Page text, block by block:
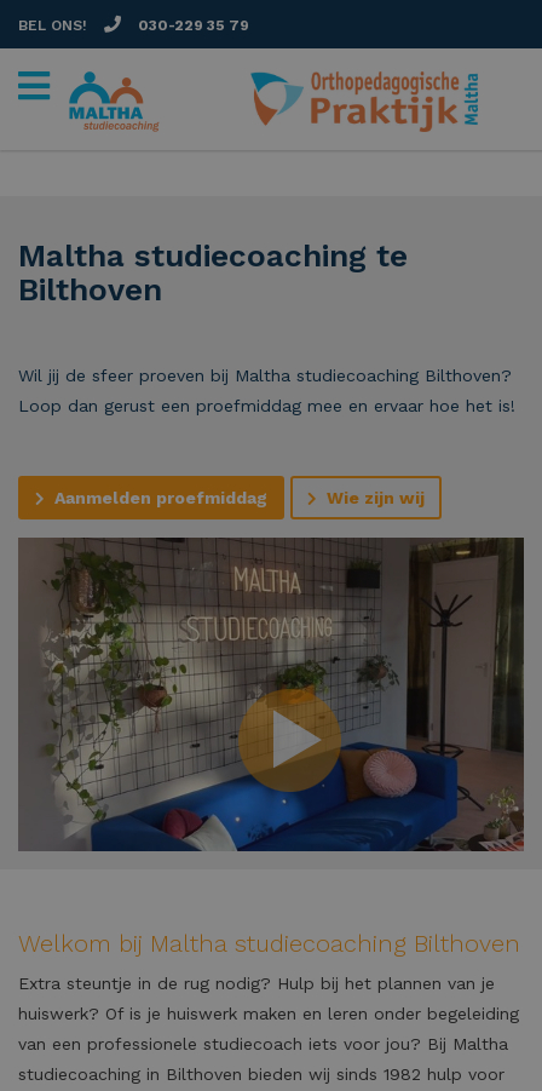
BEL ONS! 030-229 35 79
Maltha studiecoaching te
Bilthoven
Wil jij de sfeer proeven bij Maltha studiecoaching Bilthoven?
Loop dan gerust een proefmiddag mee en ervaar hoe het is!
Aanmelden proefmiddag Wie zijn wij
Welkom bij Maltha studiecoaching Bilthoven
Extra steuntje in de rug nodig? Hulp bij het plannen van je
huiswerk? Of is je huiswerk maken en leren onder begeleiding
van een professionele studiecoach iets voor jou? Bij Maltha
studiecoaching in Bilthoven bieden wij sinds 1982 hulp voor